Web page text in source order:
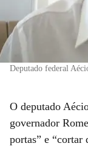
Deputado federal
O deputado
governador
portas” e “cortar